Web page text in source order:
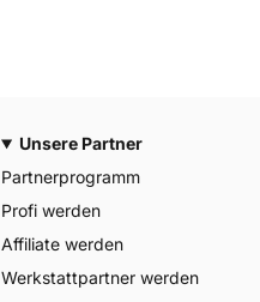
Unsere Partner
Partnerprogramm
Profi werden
Affiliate werden
Werkstattpartner werden